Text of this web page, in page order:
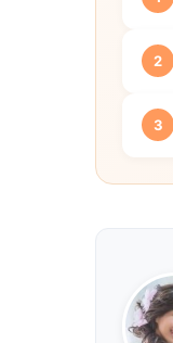
2
3